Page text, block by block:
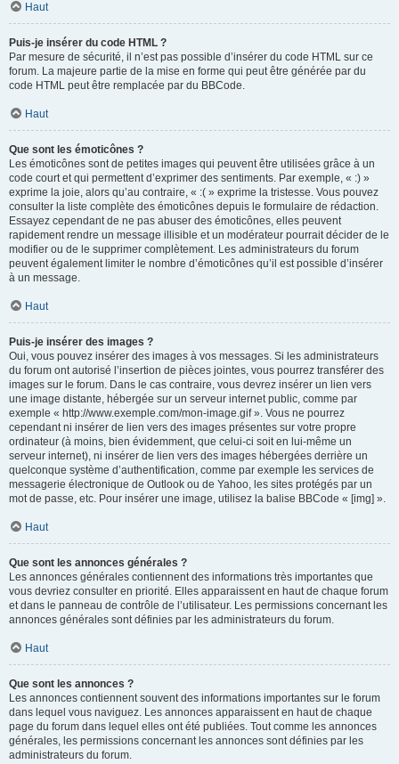
Haut
Puis-je insérer du code HTML ?
Par mesure de sécurité, il n’est pas possible d’insérer du code HTML sur ce
forum. La majeure partie de la mise en forme qui peut être générée par du
code HTML peut être remplacée par du BBCode.
Haut
Que sont les émoticônes ?
Les émoticônes sont de petites images qui peuvent être utilisées grâce à un
code court et qui permettent d’exprimer des sentiments. Par exemple, « :) »
exprime la joie, alors qu’au contraire, « :( » exprime la tristesse. Vous pouvez
consulter la liste complète des émoticônes depuis le formulaire de rédaction.
Essayez cependant de ne pas abuser des émoticônes, elles peuvent
rapidement rendre un message illisible et un modérateur pourrait décider de le
modifier ou de le supprimer complètement. Les administrateurs du forum
peuvent également limiter le nombre d’émoticônes qu’il est possible d’insérer
à un message.
Haut
Puis-je insérer des images ?
Oui, vous pouvez insérer des images à vos messages. Si les administrateurs
du forum ont autorisé l’insertion de pièces jointes, vous pourrez transférer des
images sur le forum. Dans le cas contraire, vous devrez insérer un lien vers
une image distante, hébergée sur un serveur internet public, comme par
exemple « http://www.exemple.com/mon-image.gif ». Vous ne pourrez
cependant ni insérer de lien vers des images présentes sur votre propre
ordinateur (à moins, bien évidemment, que celui-ci soit en lui-même un
serveur internet), ni insérer de lien vers des images hébergées derrière un
quelconque système d’authentification, comme par exemple les services de
messagerie électronique de Outlook ou de Yahoo, les sites protégés par un
mot de passe, etc. Pour insérer une image, utilisez la balise BBCode « [img] ».
Haut
Que sont les annonces générales ?
Les annonces générales contiennent des informations très importantes que
vous devriez consulter en priorité. Elles apparaissent en haut de chaque forum
et dans le panneau de contrôle de l’utilisateur. Les permissions concernant les
annonces générales sont définies par les administrateurs du forum.
Haut
Que sont les annonces ?
Les annonces contiennent souvent des informations importantes sur le forum
dans lequel vous naviguez. Les annonces apparaissent en haut de chaque
page du forum dans lequel elles ont été publiées. Tout comme les annonces
générales, les permissions concernant les annonces sont définies par les
administrateurs du forum.